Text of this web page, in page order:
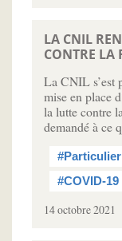
LA CNIL
CONTRE LA
La CNIL s’est
mise en place
la lutte contre
demandé à ce
#Particulier
#COVID-19
14 octobre 2021